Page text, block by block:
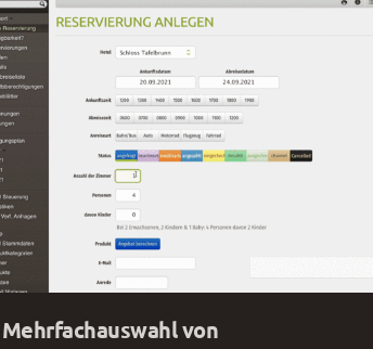
Gaskraftwerke in Spitzenzeiten durch
Gasverfeuerung produziert werden. Das spart
Gas und wirkt preisdämpfend auf den
Strompreis, weil die extrem hohen Preise im
Merit-Order-System gar nicht erreicht werden.
CO2-Emissionen werden ebenfalls reduziert,
weil weniger fossile Brennstoffe verfeuert
werden.
Mehrfachauswahl von